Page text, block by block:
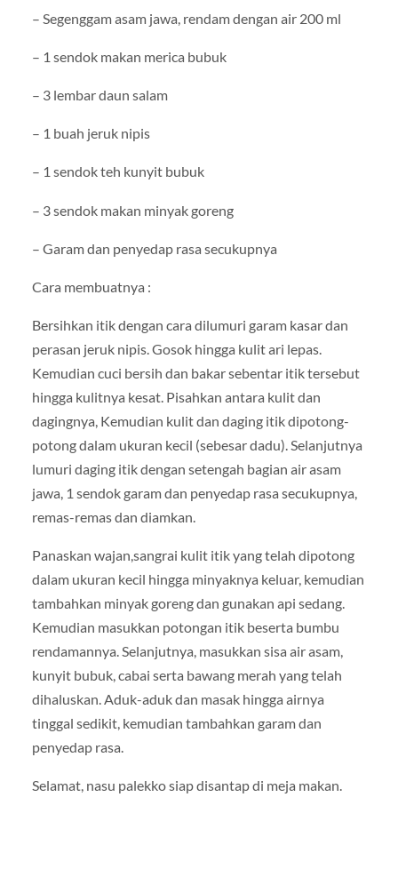
– Segenggam asam jawa, rendam dengan air 200 ml
– 1 sendok makan merica bubuk
– 3 lembar daun salam
– 1 buah jeruk nipis
– 1 sendok teh kunyit bubuk
– 3 sendok makan minyak goreng
– Garam dan penyedap rasa secukupnya
Cara membuatnya :
Bersihkan itik dengan cara dilumuri garam kasar dan
perasan jeruk nipis. Gosok hingga kulit ari lepas.
Kemudian cuci bersih dan bakar sebentar itik tersebut
hingga kulitnya kesat. Pisahkan antara kulit dan
dagingnya, Kemudian kulit dan daging itik dipotong-
potong dalam ukuran kecil (sebesar dadu). Selanjutnya
lumuri daging itik dengan setengah bagian air asam
jawa, 1 sendok garam dan penyedap rasa secukupnya,
remas-remas dan diamkan.
Panaskan wajan,sangrai kulit itik yang telah dipotong
dalam ukuran kecil hingga minyaknya keluar, kemudian
tambahkan minyak goreng dan gunakan api sedang.
Kemudian masukkan potongan itik beserta bumbu
rendamannya. Selanjutnya, masukkan sisa air asam,
kunyit bubuk, cabai serta bawang merah yang telah
dihaluskan. Aduk-aduk dan masak hingga airnya
tinggal sedikit, kemudian tambahkan garam dan
penyedap rasa.
Selamat, nasu palekko siap disantap di meja makan.